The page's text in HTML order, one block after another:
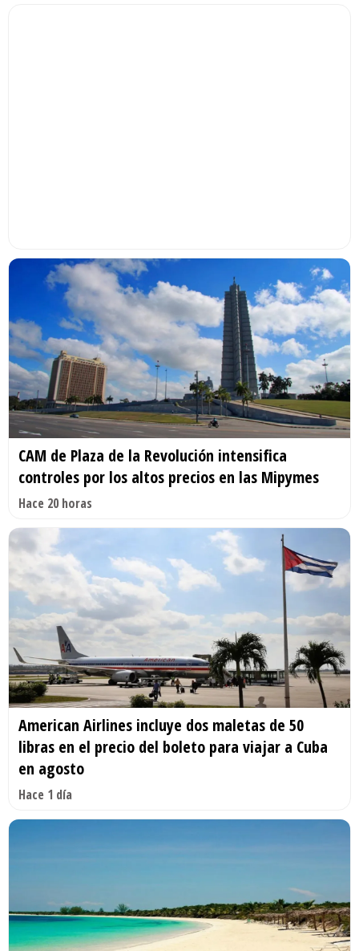
CAM de Plaza de la Revolución intensifica
controles por los altos precios en las Mipymes
Hace 20 horas
American Airlines incluye dos maletas de 50
libras en el precio del boleto para viajar a Cuba
en agosto
Hace 1 día